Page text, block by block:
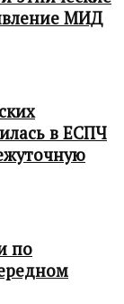
МИД
в ЕСПЧ
по